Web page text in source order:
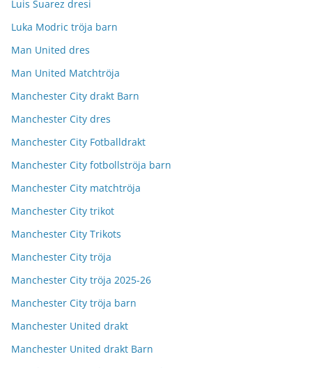
Luis Suarez dresi
Luka Modric tröja barn
Man United dres
Man United Matchtröja
Manchester City drakt Barn
Manchester City dres
Manchester City Fotballdrakt
Manchester City fotbollströja barn
Manchester City matchtröja
Manchester City trikot
Manchester City Trikots
Manchester City tröja
Manchester City tröja 2025-26
Manchester City tröja barn
Manchester United drakt
Manchester United drakt Barn